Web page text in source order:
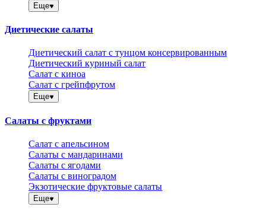
Еще
Диетические салаты
Диетический салат с тунцом консервированным
Диетический куриный салат
Салат с киноа
Салат с грейпфрутом
Еще
Салаты с фруктами
Салат с апельсином
Салаты с мандаринами
Салаты с ягодами
Салаты с виноградом
Экзотические фруктовые салаты
Еще